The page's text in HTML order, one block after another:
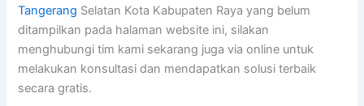
Tangerang Selatan Kota Kabupaten Raya yang belum
ditampilkan pada halaman website ini, silakan
menghubungi tim kami sekarang juga via online untuk
melakukan konsultasi dan mendapatkan solusi terbaik
secara gratis.